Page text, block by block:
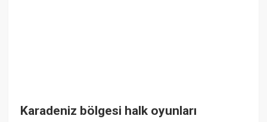
Karadeniz bölgesi halk oyunları